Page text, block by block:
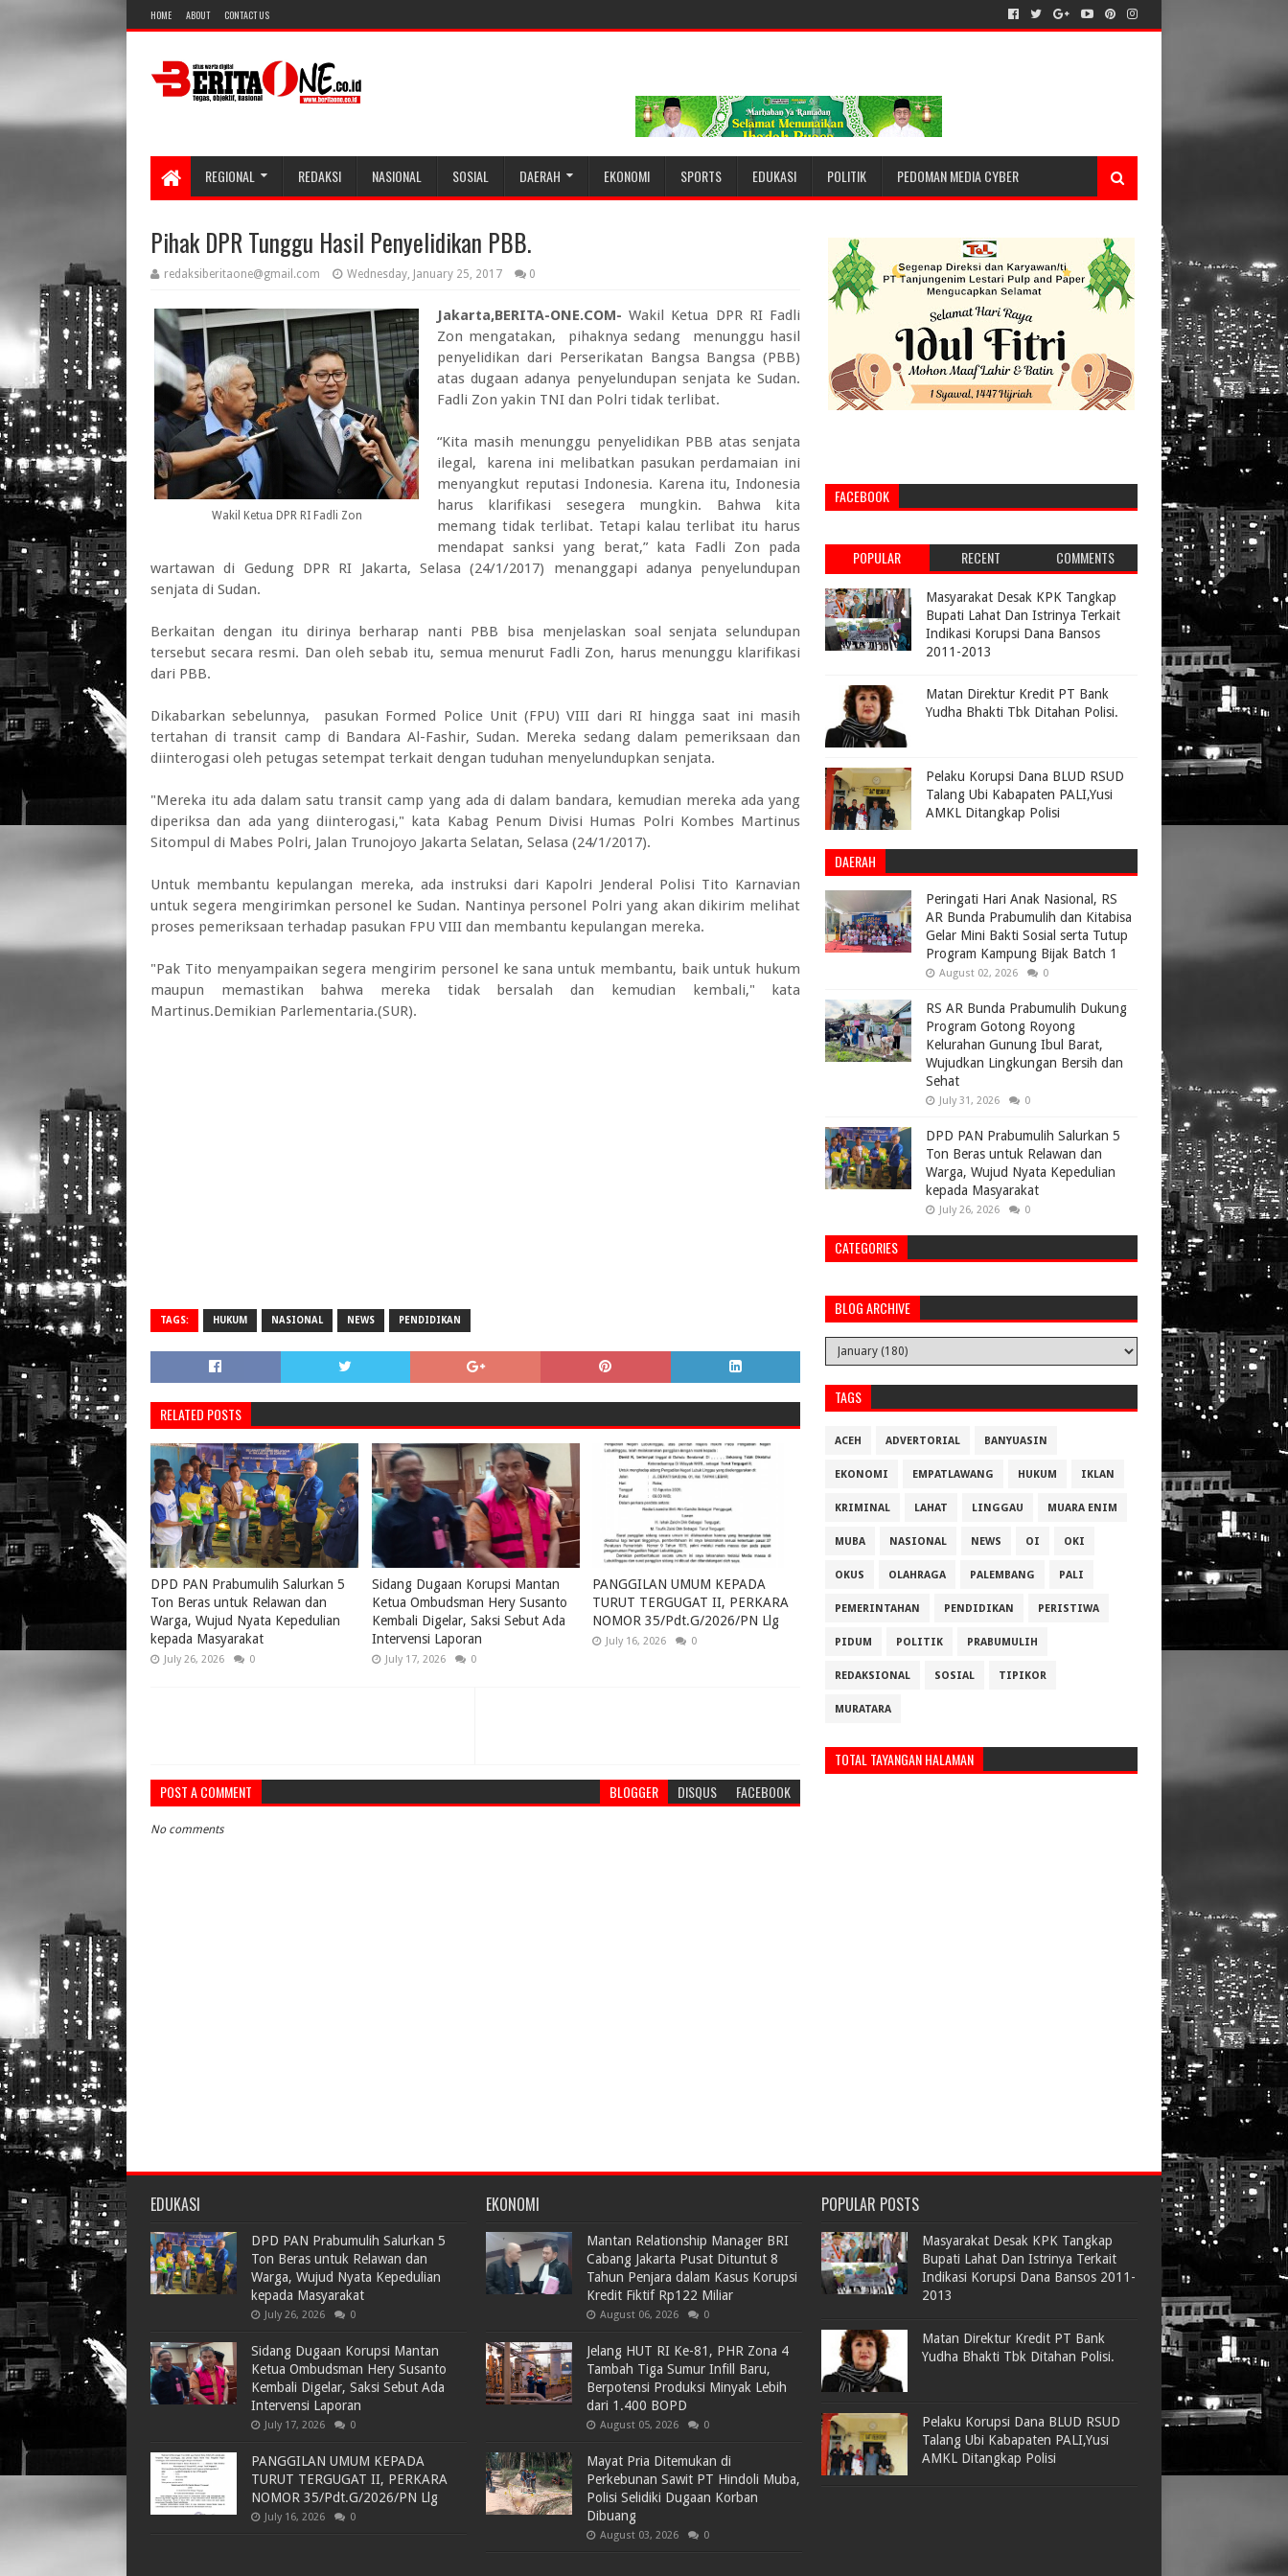
HOME ABOUT CONTACT US
REGIONAL REDAKSI NASIONAL SOSIAL DAERAH EKONOMI SPORTS EDUKASI POLITIK PEDOMAN MEDIA CYBER
Pihak DPR Tunggu Hasil Penyelidikan PBB.
redaksiberitaone@gmail.com Wednesday, January 25, 2017 0
Wakil Ketua DPR RI Fadli Zon
Jakarta,BERITA-ONE.COM- Wakil Ketua DPR RI Fadli
Zon mengatakan, pihaknya sedang menunggu hasil
penyelidikan dari Perserikatan Bangsa Bangsa (PBB)
atas dugaan adanya penyelundupan senjata ke Sudan.
Fadli Zon yakin TNI dan Polri tidak terlibat.
“Kita masih menunggu penyelidikan PBB atas senjata
ilegal, karena ini melibatkan pasukan perdamaian ini
menyangkut reputasi Indonesia. Karena itu, Indonesia
harus klarifikasi sesegera mungkin. Bahwa kita
memang tidak terlibat. Tetapi kalau terlibat itu harus
mendapat sanksi yang berat,” kata Fadli Zon pada
wartawan di Gedung DPR RI Jakarta, Selasa (24/1/2017) menanggapi adanya penyelundupan
senjata di Sudan.
Berkaitan dengan itu dirinya berharap nanti PBB bisa menjelaskan soal senjata selundupan
tersebut secara resmi. Dan oleh sebab itu, semua menurut Fadli Zon, harus menunggu klarifikasi
dari PBB.
Dikabarkan sebelunnya, pasukan Formed Police Unit (FPU) VIII dari RI hingga saat ini masih
tertahan di transit camp di Bandara Al-Fashir, Sudan. Mereka sedang dalam pemeriksaan dan
diinterogasi oleh petugas setempat terkait dengan tuduhan menyelundupkan senjata.
"Mereka itu ada dalam satu transit camp yang ada di dalam bandara, kemudian mereka ada yang
diperiksa dan ada yang diinterogasi," kata Kabag Penum Divisi Humas Polri Kombes Martinus
Sitompul di Mabes Polri, Jalan Trunojoyo Jakarta Selatan, Selasa (24/1/2017).
Untuk membantu kepulangan mereka, ada instruksi dari Kapolri Jenderal Polisi Tito Karnavian
untuk segera mengirimkan personel ke Sudan. Nantinya personel Polri yang akan dikirim melihat
proses pemeriksaan terhadap pasukan FPU VIII dan membantu kepulangan mereka.
"Pak Tito menyampaikan segera mengirim personel ke sana untuk membantu, baik untuk hukum
maupun memastikan bahwa mereka tidak bersalah dan kemudian kembali," kata
Martinus.Demikian Parlementaria.(SUR).
TAGS: HUKUM NASIONAL NEWS PENDIDIKAN
RELATED POSTS
DPD PAN Prabumulih Salurkan 5
Ton Beras untuk Relawan dan
Warga, Wujud Nyata Kepedulian
kepada Masyarakat
July 26, 2026 0
Sidang Dugaan Korupsi Mantan
Ketua Ombudsman Hery Susanto
Kembali Digelar, Saksi Sebut Ada
Intervensi Laporan
July 17, 2026 0
PANGGILAN UMUM KEPADA
TURUT TERGUGAT II, PERKARA
NOMOR 35/Pdt.G/2026/PN Llg
July 16, 2026 0
POST A COMMENT BLOGGER DISQUS FACEBOOK
No comments
FACEBOOK
POPULAR RECENT COMMENTS
Masyarakat Desak KPK Tangkap
Bupati Lahat Dan Istrinya Terkait
Indikasi Korupsi Dana Bansos
2011-2013
Matan Direktur Kredit PT Bank
Yudha Bhakti Tbk Ditahan Polisi.
Pelaku Korupsi Dana BLUD RSUD
Talang Ubi Kabapaten PALI,Yusi
AMKL Ditangkap Polisi
DAERAH
Peringati Hari Anak Nasional, RS
AR Bunda Prabumulih dan Kitabisa
Gelar Mini Bakti Sosial serta Tutup
Program Kampung Bijak Batch 1
August 02, 2026 0
RS AR Bunda Prabumulih Dukung
Program Gotong Royong
Kelurahan Gunung Ibul Barat,
Wujudkan Lingkungan Bersih dan
Sehat
July 31, 2026 0
DPD PAN Prabumulih Salurkan 5
Ton Beras untuk Relawan dan
Warga, Wujud Nyata Kepedulian
kepada Masyarakat
July 26, 2026 0
CATEGORIES
BLOG ARCHIVE
TAGS
ACEH ADVERTORIAL BANYUASIN
EKONOMI EMPATLAWANG HUKUM IKLAN
KRIMINAL LAHAT LINGGAU MUARA ENIM
MUBA NASIONAL NEWS OI OKI
OKUS OLAHRAGA PALEMBANG PALI
PEMERINTAHAN PENDIDIKAN PERISTIWA
PIDUM POLITIK PRABUMULIH
REDAKSIONAL SOSIAL TIPIKOR
MURATARA
TOTAL TAYANGAN HALAMAN
EDUKASI
DPD PAN Prabumulih Salurkan 5
Ton Beras untuk Relawan dan
Warga, Wujud Nyata Kepedulian
kepada Masyarakat
July 26, 2026 0
Sidang Dugaan Korupsi Mantan
Ketua Ombudsman Hery Susanto
Kembali Digelar, Saksi Sebut Ada
Intervensi Laporan
July 17, 2026 0
PANGGILAN UMUM KEPADA
TURUT TERGUGAT II, PERKARA
NOMOR 35/Pdt.G/2026/PN Llg
July 16, 2026 0
EKONOMI
Mantan Relationship Manager BRI
Cabang Jakarta Pusat Dituntut 8
Tahun Penjara dalam Kasus Korupsi
Kredit Fiktif Rp122 Miliar
August 06, 2026 0
Jelang HUT RI Ke-81, PHR Zona 4
Tambah Tiga Sumur Infill Baru,
Berpotensi Produksi Minyak Lebih
dari 1.400 BOPD
August 05, 2026 0
Mayat Pria Ditemukan di
Perkebunan Sawit PT Hindoli Muba,
Polisi Selidiki Dugaan Korban
Dibuang
August 03, 2026 0
POPULAR POSTS
Masyarakat Desak KPK Tangkap
Bupati Lahat Dan Istrinya Terkait
Indikasi Korupsi Dana Bansos 2011-
2013
Matan Direktur Kredit PT Bank
Yudha Bhakti Tbk Ditahan Polisi.
Pelaku Korupsi Dana BLUD RSUD
Talang Ubi Kabapaten PALI,Yusi
AMKL Ditangkap Polisi